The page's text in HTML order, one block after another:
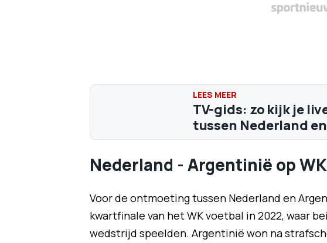
TV-gids: zo kijk je
tussen Nederland
Nederland - Argentinië op
Voor de ontmoeting tussen Nederland en
kwartfinale van het WK voetbal in 2022, waar
wedstrijd speelden. Argentinië won na